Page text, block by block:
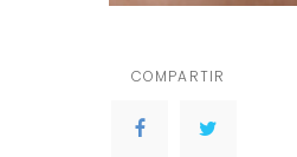
COMPARTIR